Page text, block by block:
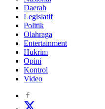
Daerah
Legislatif
Politik
Olahraga
Entertainment
Hukrim
Opini
Kontrol
Video